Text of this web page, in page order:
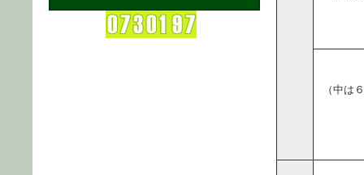
（中は